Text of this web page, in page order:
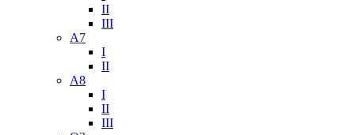
II
III
A7
I
II
A8
I
II
III